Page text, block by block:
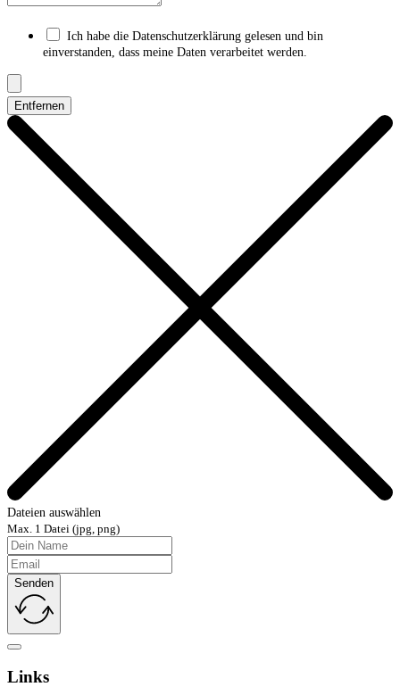
Ich habe die Datenschutzerklärung gelesen und bin
einverstanden, dass meine Daten verarbeitet werden.
Entfernen
Dateien auswählen
Max. 1 Datei (jpg, png)
Senden
Links